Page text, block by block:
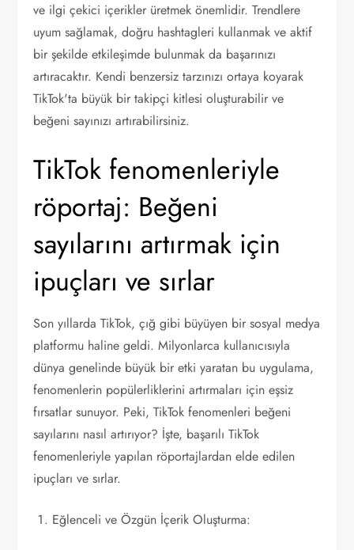
ve ilgi çekici içerikler üretmek önemlidir. Trendlere
uyum sağlamak, doğru hashtagleri kullanmak ve aktif
bir şekilde etkileşimde bulunmak da başarınızı
artıracaktır. Kendi benzersiz tarzınızı ortaya koyarak
TikTok'ta büyük bir takipçi kitlesi oluşturabilir ve
beğeni sayınızı artırabilirsiniz.
TikTok fenomenleriyle
röportaj: Beğeni
sayılarını artırmak için
ipuçları ve sırlar
Son yıllarda TikTok, çığ gibi büyüyen bir sosyal medya
platformu haline geldi. Milyonlarca kullanıcısıyla
dünya genelinde büyük bir etki yaratan bu uygulama,
fenomenlerin popülerliklerini artırmaları için eşsiz
fırsatlar sunuyor. Peki, TikTok fenomenleri beğeni
sayılarını nasıl artırıyor? İşte, başarılı TikTok
fenomenleriyle yapılan röportajlardan elde edilen
ipuçları ve sırlar.
Eğlenceli ve Özgün İçerik Oluşturma: